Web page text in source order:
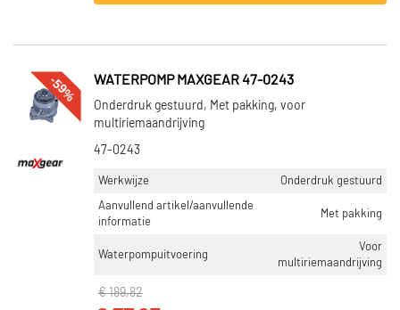
-59% WATERPOMP MAXGEAR 47-0243
Onderdruk gestuurd, Met pakking, voor
multiriemaandrijving
47-0243
Werkwijze
Onderdruk gestuurd
Aanvullend artikel/aanvullende
informatie
Met pakking
Waterpompuitvoering
Voor
multiriemaandrijving
€ 189,82